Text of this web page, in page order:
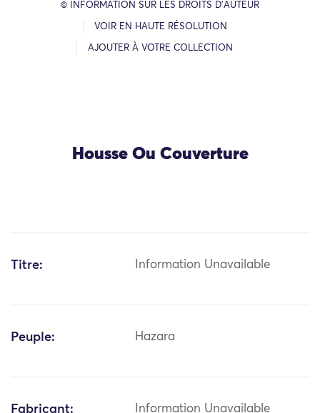
© INFORMATION SUR LES DROITS D’AUTEUR
VOIR EN HAUTE RÉSOLUTION
AJOUTER À VOTRE COLLECTION
Housse Ou Couverture
Titre: Information Unavailable
Peuple: Hazara
Fabricant: Information Unavailable